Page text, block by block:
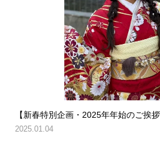
【新春特別企画・2025年年始のご挨
2025.01.04